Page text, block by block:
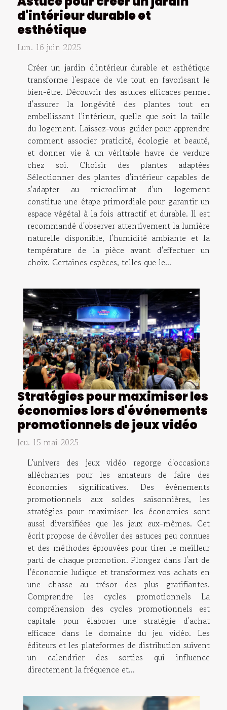
d'intérieur durable et
esthétique
Lun. 16 juin 2025
Créer un jardin d'intérieur durable et esthétique
transforme l'espace de vie tout en favorisant le
bien-être. Découvrir des astuces efficaces permet
d'assurer la longévité des plantes tout en
embellissant l'intérieur, quelle que soit la taille
du logement. Laissez-vous guider pour apprendre
comment associer praticité, écologie et beauté,
et donner vie à un véritable havre de verdure
chez soi. Choisir des plantes adaptées
Sélectionner des plantes d'intérieur capables de
s'adapter au microclimat d'un logement
constitue une étape primordiale pour garantir un
espace végétal à la fois attractif et durable. Il est
recommandé d'observer attentivement la lumière
naturelle disponible, l'humidité ambiante et la
température de la pièce avant d'effectuer un
choix. Certaines espèces, telles que le...
Stratégies pour maximiser les
économies lors d'événements
promotionnels de jeux vidéo
Jeu. 15 mai 2025
L'univers des jeux vidéo regorge d'occasions
alléchantes pour les amateurs de faire des
économies significatives. Des événements
promotionnels aux soldes saisonnières, les
stratégies pour maximiser les économies sont
aussi diversifiées que les jeux eux-mêmes. Cet
écrit propose de dévoiler des astuces peu connues
et des méthodes éprouvées pour tirer le meilleur
parti de chaque promotion. Plongez dans l'art de
l'économie ludique et transformez vos achats en
une chasse au trésor des plus gratifiantes.
Comprendre les cycles promotionnels La
compréhension des cycles promotionnels est
capitale pour élaborer une stratégie d'achat
efficace dans le domaine du jeu vidéo. Les
éditeurs et les plateformes de distribution suivent
un calendrier des sorties qui influence
directement la fréquence et...